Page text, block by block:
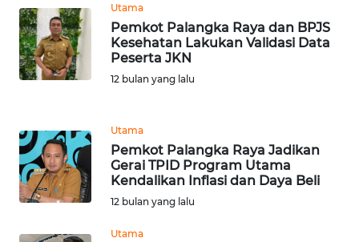
Utama
Pemkot Palangka Raya dan BPJS
Kesehatan Lakukan Validasi Data
Peserta JKN
12 bulan yang lalu
Utama
Pemkot Palangka Raya Jadikan
Gerai TPID Program Utama
Kendalikan Inflasi dan Daya Beli
12 bulan yang lalu
Utama
WN
BEKASI
WN
WN
DEPOK
WN
UTARA